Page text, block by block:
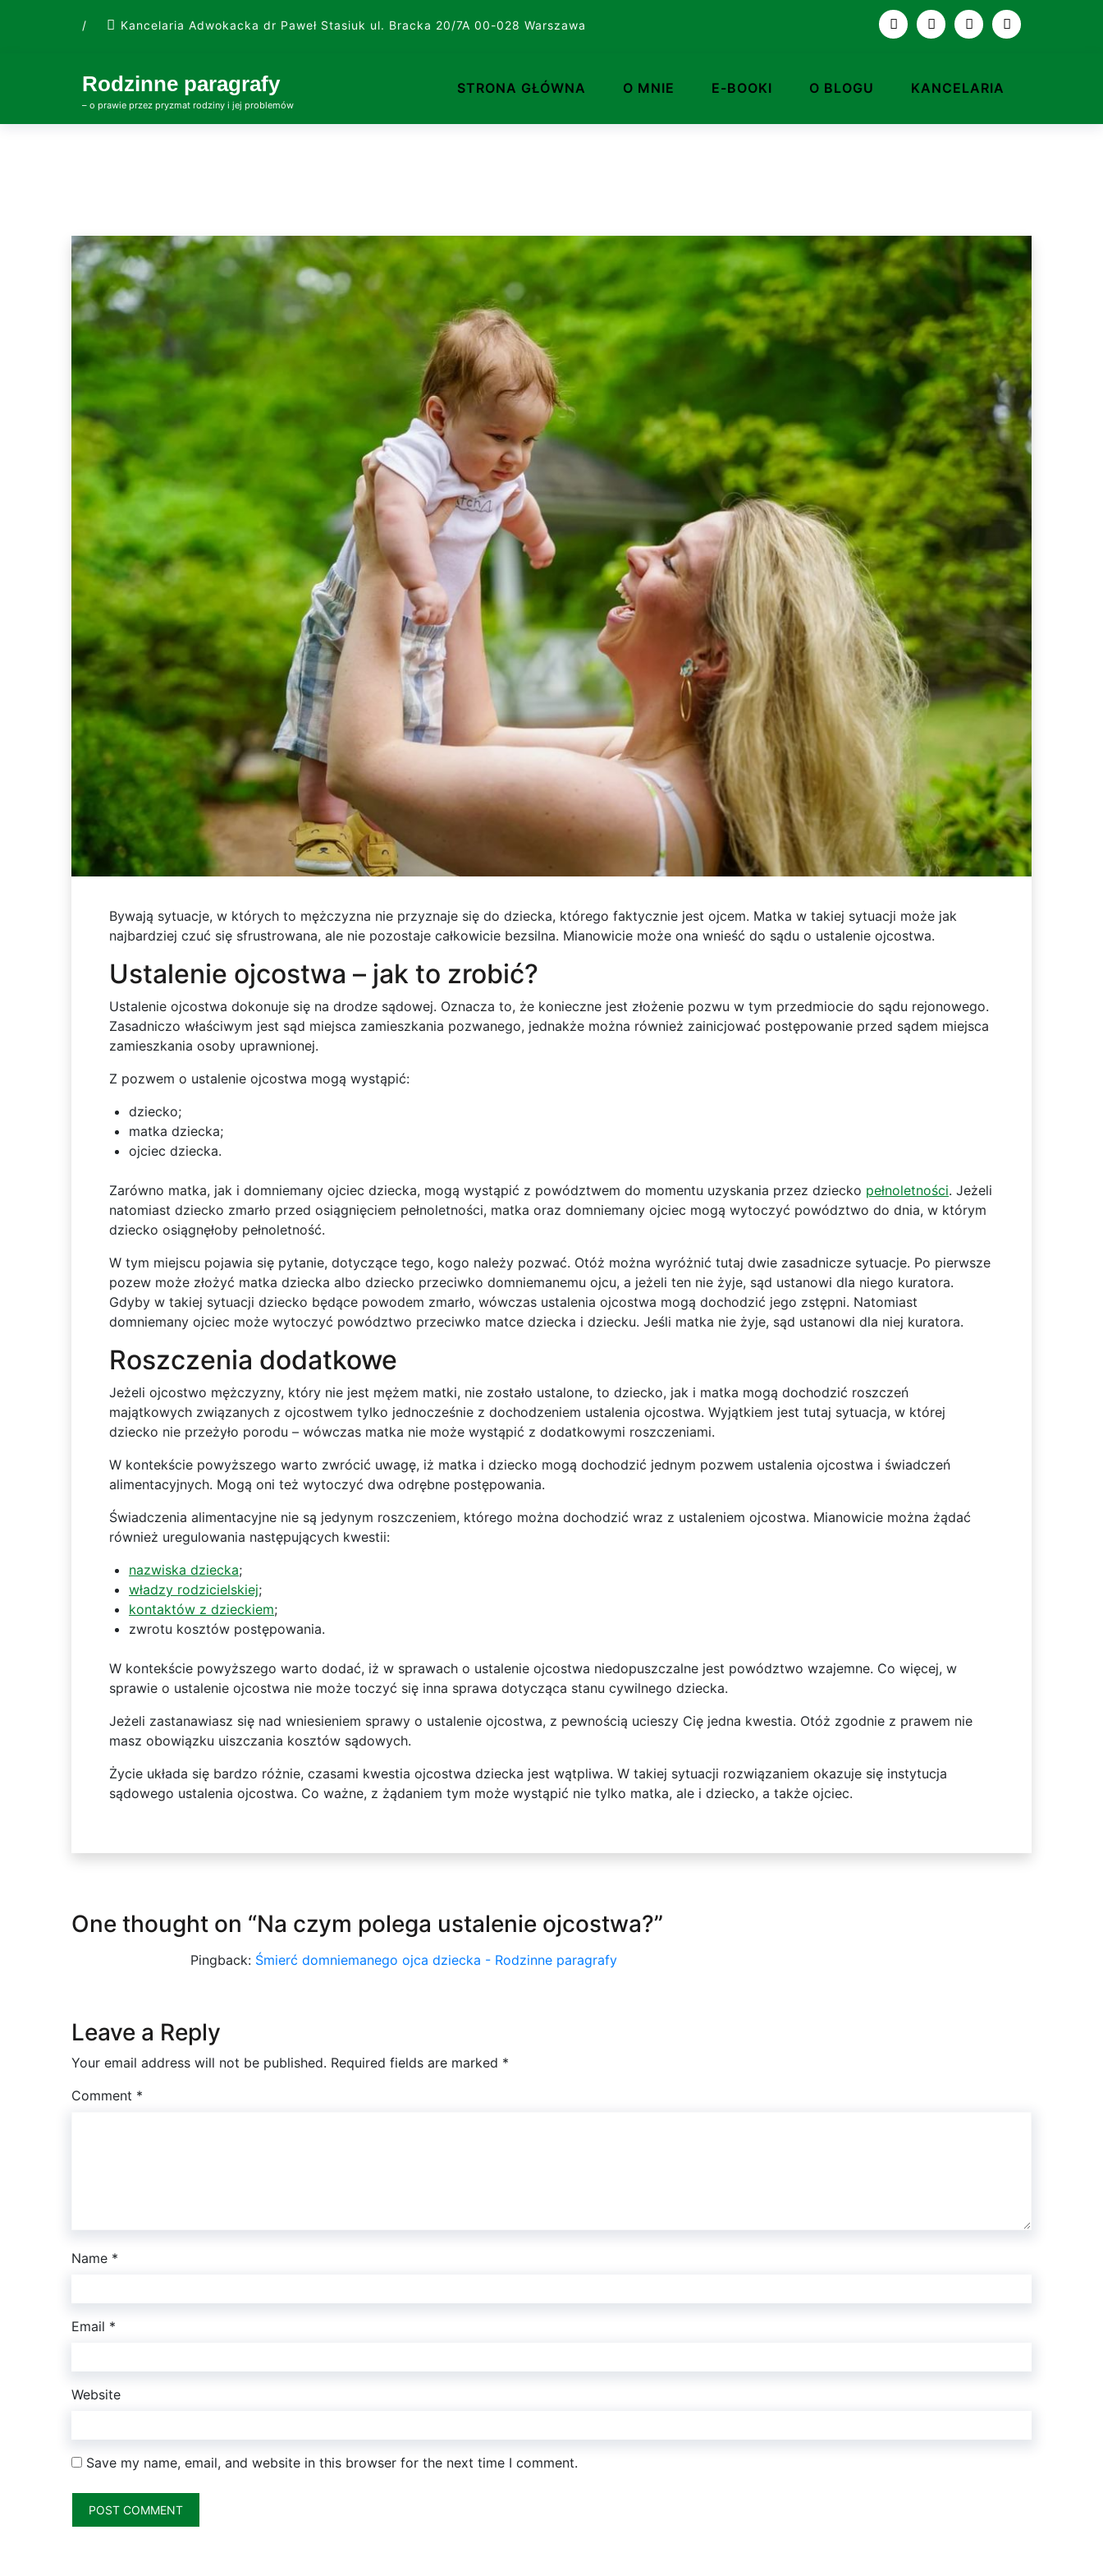
/ Kancelaria Adwokacka dr Paweł Stasiuk ul. Bracka 20/7A 00-028 Warszawa
Rodzinne paragrafy
– o prawie przez pryzmat rodziny i jej problemów
STRONA GŁÓWNA O MNIE E-BOOKI O BLOGU KANCELARIA
Bywają sytuacje, w których to mężczyzna nie przyznaje się do dziecka, którego faktycznie jest ojcem. Matka w takiej sytuacji może jak
najbardziej czuć się sfrustrowana, ale nie pozostaje całkowicie bezsilna. Mianowicie może ona wnieść do sądu o ustalenie ojcostwa.
Ustalenie ojcostwa – jak to zrobić?
Ustalenie ojcostwa dokonuje się na drodze sądowej. Oznacza to, że konieczne jest złożenie pozwu w tym przedmiocie do sądu rejonowego.
Zasadniczo właściwym jest sąd miejsca zamieszkania pozwanego, jednakże można również zainicjować postępowanie przed sądem miejsca
zamieszkania osoby uprawnionej.
Z pozwem o ustalenie ojcostwa mogą wystąpić:
dziecko;
matka dziecka;
ojciec dziecka.
Zarówno matka, jak i domniemany ojciec dziecka, mogą wystąpić z powództwem do momentu uzyskania przez dziecko pełnoletności. Jeżeli
natomiast dziecko zmarło przed osiągnięciem pełnoletności, matka oraz domniemany ojciec mogą wytoczyć powództwo do dnia, w którym
dziecko osiągnęłoby pełnoletność.
W tym miejscu pojawia się pytanie, dotyczące tego, kogo należy pozwać. Otóż można wyróżnić tutaj dwie zasadnicze sytuacje. Po pierwsze
pozew może złożyć matka dziecka albo dziecko przeciwko domniemanemu ojcu, a jeżeli ten nie żyje, sąd ustanowi dla niego kuratora.
Gdyby w takiej sytuacji dziecko będące powodem zmarło, wówczas ustalenia ojcostwa mogą dochodzić jego zstępni. Natomiast
domniemany ojciec może wytoczyć powództwo przeciwko matce dziecka i dziecku. Jeśli matka nie żyje, sąd ustanowi dla niej kuratora.
Roszczenia dodatkowe
Jeżeli ojcostwo mężczyzny, który nie jest mężem matki, nie zostało ustalone, to dziecko, jak i matka mogą dochodzić roszczeń
majątkowych związanych z ojcostwem tylko jednocześnie z dochodzeniem ustalenia ojcostwa. Wyjątkiem jest tutaj sytuacja, w której
dziecko nie przeżyło porodu – wówczas matka nie może wystąpić z dodatkowymi roszczeniami.
W kontekście powyższego warto zwrócić uwagę, iż matka i dziecko mogą dochodzić jednym pozwem ustalenia ojcostwa i świadczeń
alimentacyjnych. Mogą oni też wytoczyć dwa odrębne postępowania.
Świadczenia alimentacyjne nie są jedynym roszczeniem, którego można dochodzić wraz z ustaleniem ojcostwa. Mianowicie można żądać
również uregulowania następujących kwestii:
nazwiska dziecka;
władzy rodzicielskiej;
kontaktów z dzieckiem;
zwrotu kosztów postępowania.
W kontekście powyższego warto dodać, iż w sprawach o ustalenie ojcostwa niedopuszczalne jest powództwo wzajemne. Co więcej, w
sprawie o ustalenie ojcostwa nie może toczyć się inna sprawa dotycząca stanu cywilnego dziecka.
Jeżeli zastanawiasz się nad wniesieniem sprawy o ustalenie ojcostwa, z pewnością ucieszy Cię jedna kwestia. Otóż zgodnie z prawem nie
masz obowiązku uiszczania kosztów sądowych.
Życie układa się bardzo różnie, czasami kwestia ojcostwa dziecka jest wątpliwa. W takiej sytuacji rozwiązaniem okazuje się instytucja
sądowego ustalenia ojcostwa. Co ważne, z żądaniem tym może wystąpić nie tylko matka, ale i dziecko, a także ojciec.
One thought on “Na czym polega ustalenie ojcostwa?”
Pingback: Śmierć domniemanego ojca dziecka - Rodzinne paragrafy
Leave a Reply
Your email address will not be published. Required fields are marked *
Comment *
Name *
Email *
Website
Save my name, email, and website in this browser for the next time I comment.